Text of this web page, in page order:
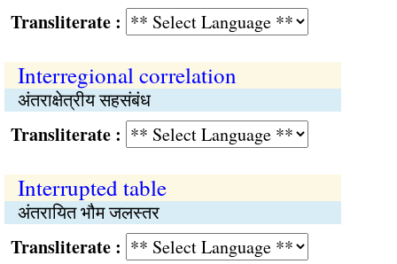
:
Interregional correlation
अंतराक्षेत्रीय सहसंबंध
:
Interrupted table
अंतरायित भौम जलस्तर
: